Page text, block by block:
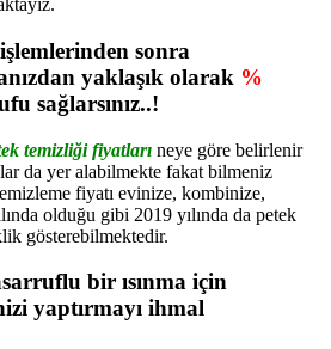
sonra
yaklaşık olarak %
sağlarsınız..!
temizliği fiyatları neye göre belirlenir
da yer alabilmekte fakat bilmeniz
fiyatı evinize, kombinize,
olduğu gibi 2019 yılında da petek
gösterebilmektedir.
bir ısınma için
yaptırmayı ihmal